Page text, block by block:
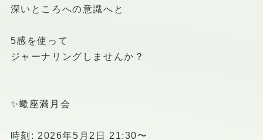
深いところへの意識へと
5感を使って
ジャーナリングしませんか？
✨蠍座満月会
時刻: 2026年5月2日 21:30〜